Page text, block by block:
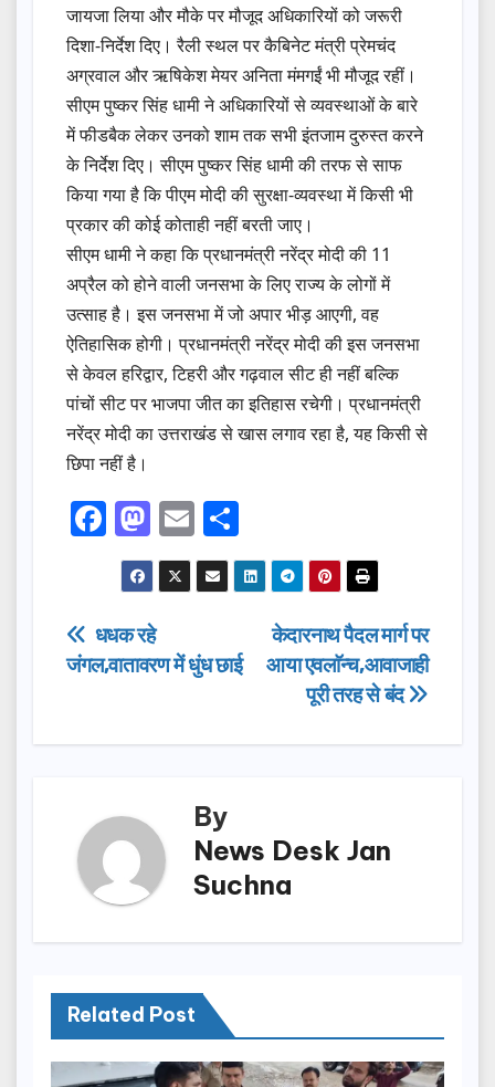
जायजा लिया और मौके पर मौजूद अधिकारियों को जरूरी
दिशा-निर्देश दिए। रैली स्थल पर कैबिनेट मंत्री प्रेमचंद
अग्रवाल और ऋषिकेश मेयर अनिता मंमगईं भी मौजूद रहीं।
सीएम पुष्कर सिंह धामी ने अधिकारियों से व्यवस्थाओं के बारे
में फीडबैक लेकर उनको शाम तक सभी इंतजाम दुरुस्त करने
के निर्देश दिए। सीएम पुष्कर सिंह धामी की तरफ से साफ
किया गया है कि पीएम मोदी की सुरक्षा-व्यवस्था में किसी भी
प्रकार की कोई कोताही नहीं बरती जाए।
सीएम धामी ने कहा कि प्रधानमंत्री नरेंद्र मोदी की 11
अप्रैल को होने वाली जनसभा के लिए राज्य के लोगों में
उत्साह है। इस जनसभा में जो अपार भीड़ आएगी, वह
ऐतिहासिक होगी। प्रधानमंत्री नरेंद्र मोदी की इस जनसभा
से केवल हरिद्वार, टिहरी और गढ़वाल सीट ही नहीं बल्कि
पांचों सीट पर भाजपा जीत का इतिहास रचेगी। प्रधानमंत्री
नरेंद्र मोदी का उत्तराखंड से खास लगाव रहा है, यह किसी से
छिपा नहीं है।
F
a
c
e
b
M
a
st
o
d
E
m
ail
h
ar
Post
navigation
केदारनाथ पैदल मार्ग पर
आया एवलाॅन्च,आवाजाही
पूरी तरह से बंद
धधक रहे
जंगल,वातावरण में धुंध छाई
By
News Desk Jan
Suchna
Related Post